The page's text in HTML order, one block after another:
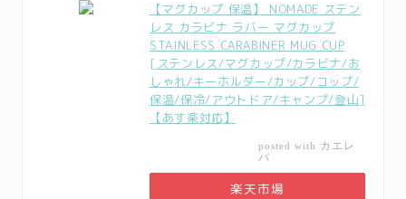
【マグカップ 保温】 NOMADE ステン
レス カラビナ ラバー マグカップ
STAINLESS CARABINER MUG CUP
[ステンレス/マグカップ/カラビナ/お
しゃれ/キーホルダー/カップ/コップ/
保温/保冷/アウトドア/キャンプ/登山]
【あす楽対応】
posted with カエレ
バ
楽天市場